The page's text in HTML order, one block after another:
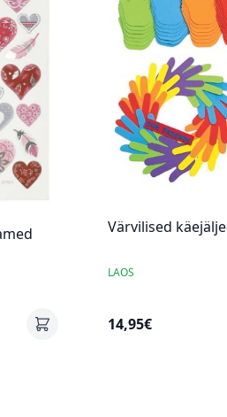
Värvilised
LAOS
14,95€